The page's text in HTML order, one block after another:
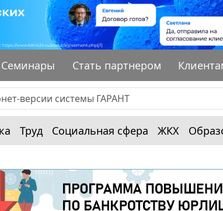
Семинары Стать партнером
Труд Социальная сфера ЖКХ